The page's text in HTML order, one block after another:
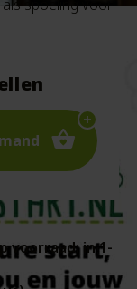
spoeling voor
voorraad: in 1-